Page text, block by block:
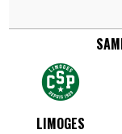
LIMOGES